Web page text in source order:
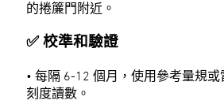
的捲簾門附近。
✅ 校準和驗證
• 每隔 6-12 個月，使用參考量規
刻度讀數。